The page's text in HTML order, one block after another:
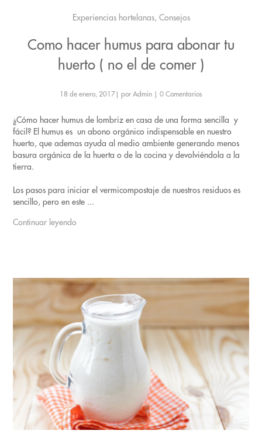
Experiencias hortelanas, Consejos
Como hacer humus para abonar tu
huerto ( no el de comer )
18 de enero, 2017 por Admin 0 Comentarios
¿Cómo hacer humus de lombriz en casa de una forma sencilla y
fácil? El humus es un abono orgánico indispensable en nuestro
huerto, que ademas ayuda al medio ambiente generando menos
basura orgánica de la huerta o de la cocina y devolviéndola a la
tierra.
Los pasos para iniciar el vermicompostaje de nuestros residuos es
sencillo, pero en este ...
Continuar leyendo